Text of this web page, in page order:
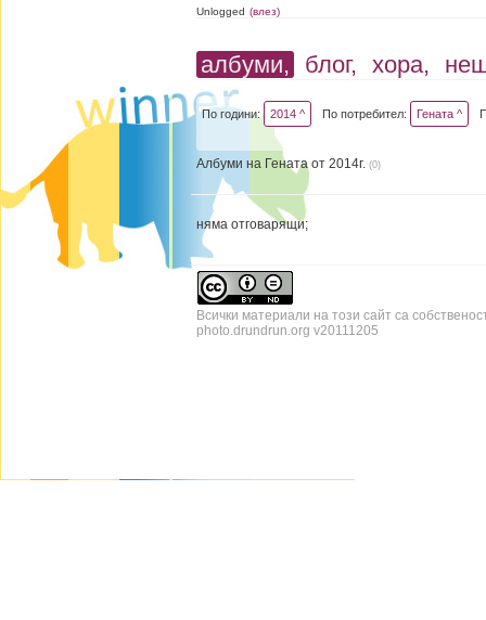
Unlogged (влез)
албуми, блог, хора,
По години: 2014 ^ По потребител: Гената ^
Албуми на Гената от 2014г. (0)
няма отговарящи;
Всички материали на този сайт са
photo.drundrun.org v20111205